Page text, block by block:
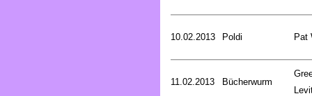
10.02.2013 Poldi Pat
11.02.2013 Bücherwurm